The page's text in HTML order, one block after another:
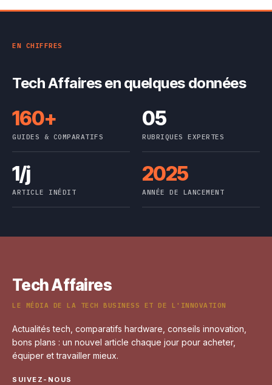
EN CHIFFRES
Tech Affaires en quelques données
160+
GUIDES & COMPARATIFS
05
RUBRIQUES EXPERTES
1/j
ARTICLE INÉDIT
2025
ANNÉE DE LANCEMENT
Tech Affaires
LE MÉDIA DE LA TECH BUSINESS ET DE L'INNOVATION
Actualités tech, comparatifs hardware, conseils innovation,
bons plans : un nouvel article chaque jour pour acheter,
équiper et travailler mieux.
SUIVEZ-NOUS